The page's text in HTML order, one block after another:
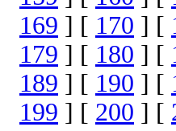
169 ] [ 170 ] [
179 ] [ 180 ] [
189 ] [ 190 ] [
199 ] [ 200 ] [